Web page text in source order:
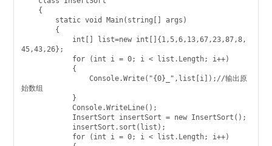
45,43,26};
                Console.Write("{0}_",list[i]);//输出原
始数组
            Console.WriteLine();